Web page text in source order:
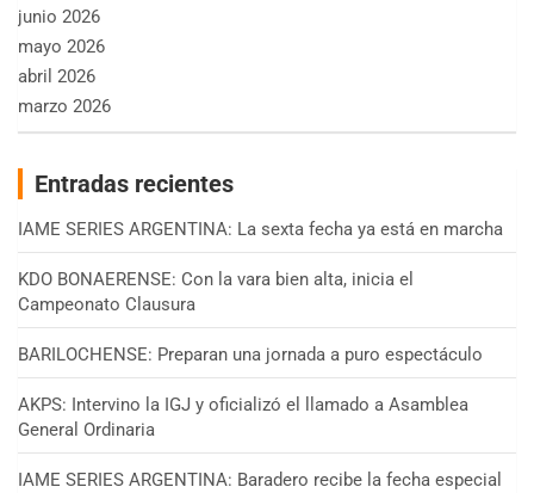
junio 2026
mayo 2026
abril 2026
marzo 2026
Entradas recientes
IAME SERIES ARGENTINA: La sexta fecha ya está en marcha
KDO BONAERENSE: Con la vara bien alta, inicia el
Campeonato Clausura
BARILOCHENSE: Preparan una jornada a puro espectáculo
AKPS: Intervino la IGJ y oficializó el llamado a Asamblea
General Ordinaria
IAME SERIES ARGENTINA: Baradero recibe la fecha especial